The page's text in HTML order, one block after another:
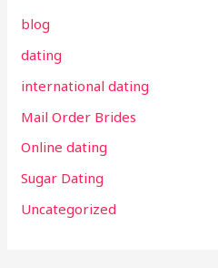
blog
dating
international dating
Mail Order Brides
Online dating
Sugar Dating
Uncategorized